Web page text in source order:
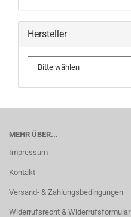
Hersteller
MEHR ÜBER...
Impressum
Kontakt
Versand- & Zahlungsbedingungen
Widerrufsrecht & Widerrufsformular